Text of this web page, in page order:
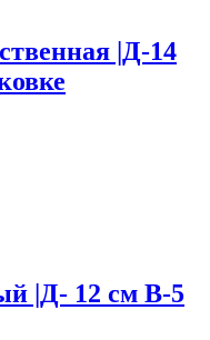
|Д-14
|Д- 12 см В-5